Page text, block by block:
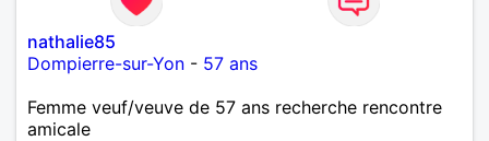
nathalie85
Dompierre-sur-Yon - 57 ans
Femme veuf/veuve de 57 ans recherche rencontre
amicale